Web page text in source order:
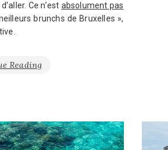
Ce n’est absolument pas
brunchs de Bruxelles »,
Reading